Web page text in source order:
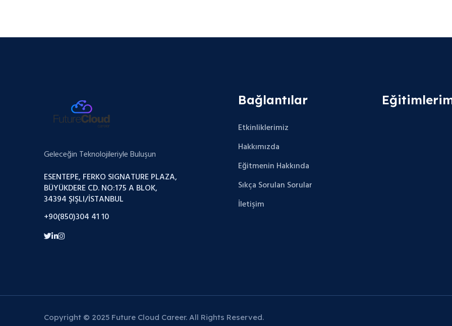
Geleceğin Teknolojileriyle Buluşun
ESENTEPE, FERKO SIGNATURE PLAZA,
BÜYÜKDERE CD. NO:175 A BLOK,
34394 ŞIŞLI/İSTANBUL
+90(850)304 41 10
Bağlantılar
Etkinliklerimiz
Hakkımızda
Eğitmenin Hakkında
Sıkça Sorulan Sorular
İletişim
Copyright © 2025 Future Cloud Career. All Rights Reserved.